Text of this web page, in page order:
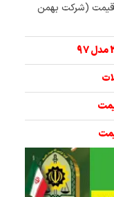
قیمت (شرکت بهمن